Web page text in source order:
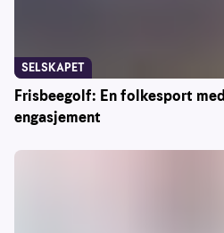
Frisbeegolf: En folkesport
engasjement
SELSKAPET